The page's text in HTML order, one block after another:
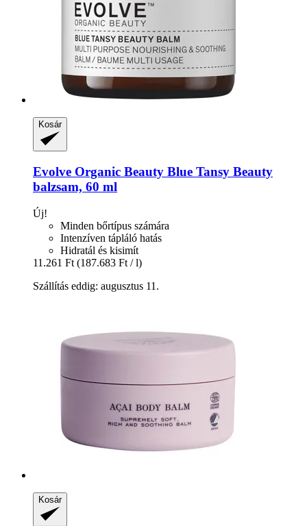
Kosár
Evolve Organic Beauty Blue Tansy Beauty
balzsam, 60 ml
Új!
Minden bőrtípus számára
Intenzíven tápláló hatás
Hidratál és kisimít
11.261 Ft (187.683 Ft / l)
Szállítás eddig: augusztus 11.
Kosár